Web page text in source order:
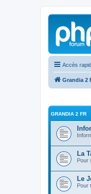
Accès
Grandia 2
GRANDIA 2 FR
La
Pour
Le
Pour